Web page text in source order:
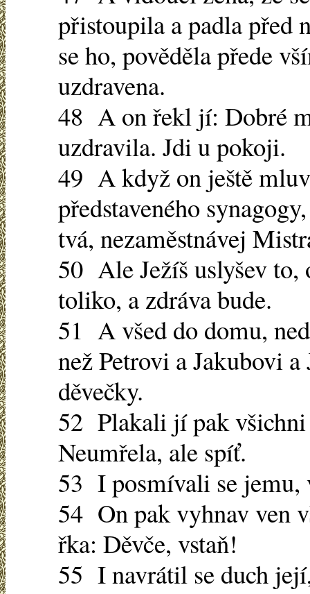
přistoupila a padla před
se ho, pověděla přede
uzdravena.
48 A on řekl jí: Dobré
uzdravila. Jdi u pokoji.
49 A když on ještě
představeného
tvá, nezaměstnávej
50 Ale Ježíš uslyšev to,
toliko, a zdráva bude.
51 A všed do domu,
než Petrovi a Jakubovi
děvečky.
52 Plakali jí pak
Neumřela, ale spíť.
53 I posmívali se jemu,
54 On pak vyhnav ven
řka: Děvče, vstaň!
55 I navrátil se duch